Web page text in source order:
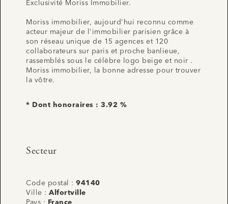
Exclusivité Moriss Immobilier.
Moriss immobilier, aujourd'hui reconnu comme
acteur majeur de l'immobilier parisien grâce à
son réseau unique de 15 agences et 120
collaborateurs sur paris et proche banlieue,
rassemblés sous le célèbre logo beige et noir .
Moriss immobilier, la bonne adresse pour trouver
la vôtre.
* Dont honoraires : 3.92 %
Secteur
Code postal : 94140
Ville : Alfortville
Pays :
France